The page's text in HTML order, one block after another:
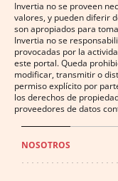
Invertia no se proveen
valores, y pueden diferir
son apropiados para
Invertia no se
provocadas por la
este portal. Queda
modificar, transmitir o
permiso explícito por
los derechos de
proveedores de datos
NOSOTROS